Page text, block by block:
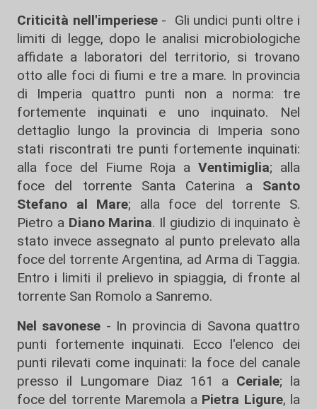
Criticità nell'imperiese - Gli undici punti oltre i
limiti di legge, dopo le analisi microbiologiche
affidate a laboratori del territorio, si trovano
otto alle foci di fiumi e tre a mare. In provincia
di Imperia quattro punti non a norma: tre
fortemente inquinati e uno inquinato. Nel
dettaglio lungo la provincia di Imperia sono
stati riscontrati tre punti fortemente inquinati:
alla foce del Fiume Roja aVentimiglia; alla
foce del torrente Santa Caterina a Santo
Stefano al Mare; alla foce del torrente S.
Pietro a Diano Marina. Il giudizio di inquinato è
stato invece assegnato al punto prelevato alla
foce del torrente Argentina, ad Arma di Taggia.
Entro i limiti il prelievo in spiaggia, di fronte al
torrente San Romolo a Sanremo.
Nel savonese - In provincia di Savona quattro
punti fortemente inquinati. Ecco l'elenco dei
punti rilevati come inquinati: la foce del canale
presso il Lungomare Diaz 161 a Ceriale; la
foce del torrente Maremola a Pietra Ligure, la